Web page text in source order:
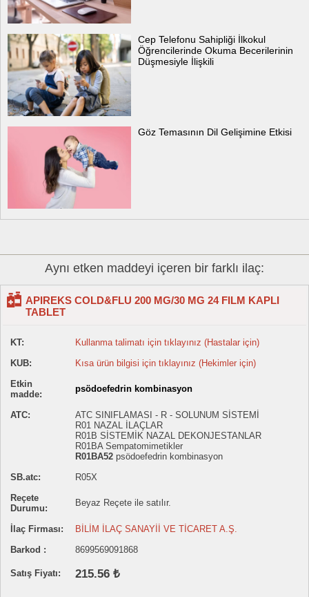
Cep Telefonu Sahipliği İlkokul
Öğrencilerinde Okuma Becerilerinin
Düşmesiyle İlişkili
Göz Temasının Dil Gelişimine Etkisi
Aynı etken maddeyi içeren bir farklı ilaç:
APIREKS COLD&FLU 200 MG/30 MG 24 FILM KAPLI
TABLET
KT:
Kullanma talimatı için tıklayınız (Hastalar için)
KUB:
Kısa ürün bilgisi için tıklayınız (Hekimler için)
Etkin
madde:
psödoefedrin kombinasyon
ATC:
ATC SINIFLAMASI - R - SOLUNUM SİSTEMİ
R01 NAZAL İLAÇLAR
R01B SİSTEMİK NAZAL DEKONJESTANLAR
R01BA Sempatomimetikler
R01BA52 psödoefedrin kombinasyon
SB.atc:
R05X
Reçete
Durumu:
Beyaz Reçete ile satılır.
İlaç Firması:
BİLİM İLAÇ SANAYİİ VE TİCARET A.Ş.
Barkod :
8699569091868
Satış Fiyatı: 215.56 ₺